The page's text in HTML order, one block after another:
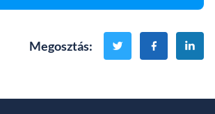
Megosztás: